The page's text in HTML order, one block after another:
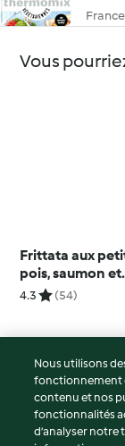
France
Vous
Frittata aux
pois, saumon et
citron
4.3 (54)
© Copyright 2026
Conditions
Politique de
Nous utilisons
fonctionnement
contenu et nos
fonctionnalités
d’analyser notre